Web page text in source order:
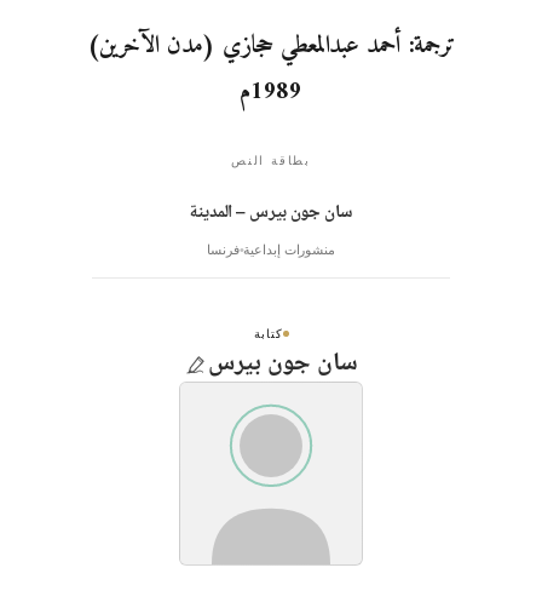
ترجمة: أحمد عبدالمعطي حجازي (مدن الآخرين)
1989م
بطاقة النص
سان جون بيرس – المدينة
منشورات إبداعية فرنسا
كتابة
سان جون بيرس